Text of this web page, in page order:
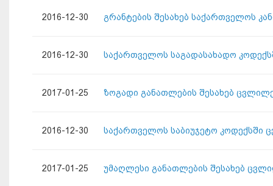
2016-12-30 გრანტების შესახებ საქართველოს
2016-12-30 საქართველოს საგადასახადო
2017-01-25 ზოგადი განათლების შესახებ
2016-12-30 საქართველოს საბიუჯეტო კოდექსში
2017-01-25 უმაღლესი განათლების შესახებ